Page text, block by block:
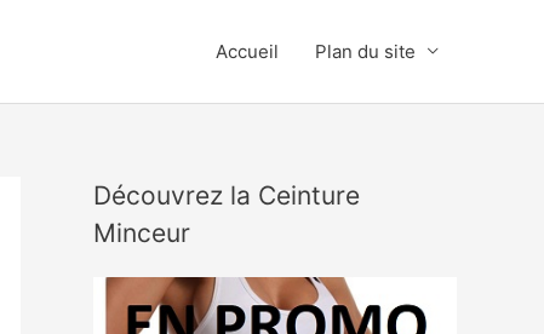
Accueil Plan du site
Découvrez la Ceinture
Minceur